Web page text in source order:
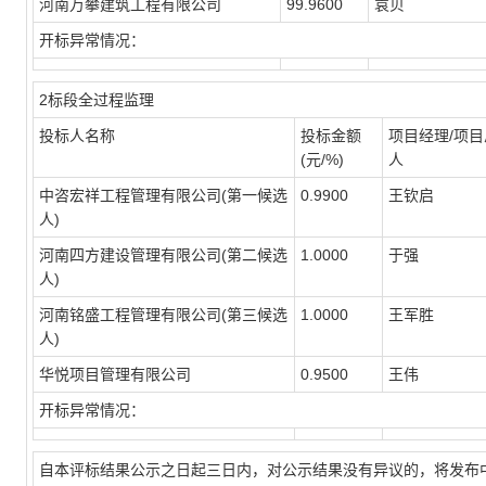
河南万攀建筑工程有限公司 99.9600 袁贝
开标异常情况：
2标段全过程监理
投标人名称
投标金额
(元/%)
项目经理/项
人
中咨宏祥工程管理有限公司(第一候选
人)
0.9900 王钦启
河南四方建设管理有限公司(第二候选
人)
1.0000 于强
河南铭盛工程管理有限公司(第三候选
人)
1.0000 王军胜
华悦项目管理有限公司 0.9500 王伟
开标异常情况：
自本评标结果公示之日起三日内，对公示结果没有异议的，将发